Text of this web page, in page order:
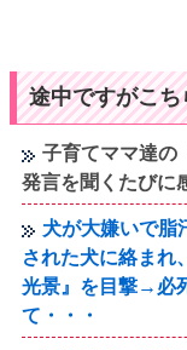
途中ですがこ
子育てママ達の
発言を聞くたびに
犬が大嫌いで脂
された犬に絡まれ
光景』を目撃→必
て・・・